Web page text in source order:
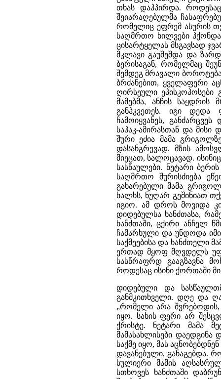
თხას დაჰპირდა.
შეიარაღებულმა
რომელიც ეფრემ ასურის
საღმრთო ხილვები
ცისარტყელას მსგავსად
მკლავი გაუშეშდა და
ბერისაგან, რომელმაც
შემდეგ მრავალი
ბრძანებით, ყველაფერი
ღირსეული ეპისკოპოსები
მამებმა, ანჩის
განჰკვეთეს. იგი დედა
ჩამოიყვანეს,
საჰაკ-ამირასთან და მისი
შური ეძია მამა
დასანგრევად. მზის
მიეცათ, სალოცავად.
სასწაულები. ნეტარი
საღმრთო შურისძიება
გახარებული მამა
ხალხს, ნუღარ გეშინიათ
იგიო. ამ დროს მოვიდა
დიდებულსა ხანძთასა,
ხანძთაში, ცქირი ანჩელ
ჩამარხული და უნდოდა
საქმეებისა და ხანძთელი
ერთად მყოფ მღვდელს
სასწრაფრდ გააგზავნა
როდესაც ისინი ქორთაში
დიდებული და
განმკითხველი. დღე და
„რომელი არა
იყო. სახის ფერი არ
ქრისტე. ნეტარი მამა
მამასახლისები დაედგინა
საქმე იყო, მას
დავანებული, განაგებდა.
სულიერი მამის
სთხოვეს ხანძთაში